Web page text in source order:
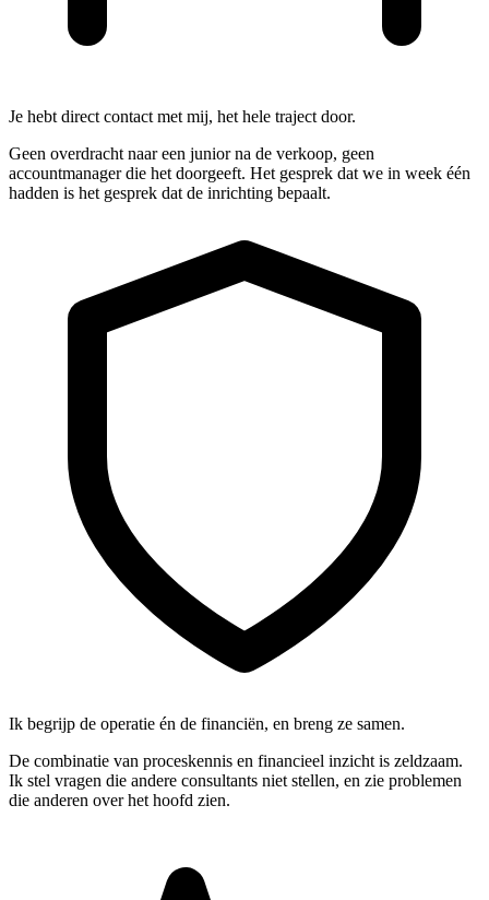
Je hebt direct contact met mij, het hele traject door.
Geen overdracht naar een junior na de verkoop, geen
accountmanager die het doorgeeft. Het gesprek dat we in week één
hadden is het gesprek dat de inrichting bepaalt.
Ik begrijp de operatie én de financiën, en breng ze samen.
De combinatie van proceskennis en financieel inzicht is zeldzaam.
Ik stel vragen die andere consultants niet stellen, en zie problemen
die anderen over het hoofd zien.